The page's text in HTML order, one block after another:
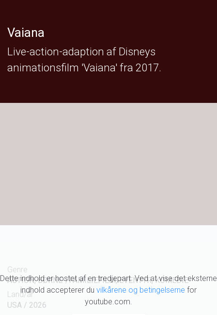
Vaiana
Live-action-adaption af Disneys
animationsfilm 'Vaiana' fra 2017.
Dette indhold er hostet af en tredjepart. Ved at vise det eksterne
indhold accepterer du vilkårene og betingelserne for
youtube.com.
Genre
ACTION, BØRNE-/FAMILIEFILM, EVENTYR, KOMEDIE
Land/år
USA / 2026